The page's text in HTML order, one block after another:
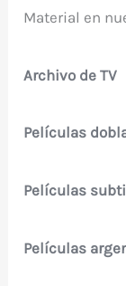
Material en
Archivo de TV
Películas
Películas
Películas